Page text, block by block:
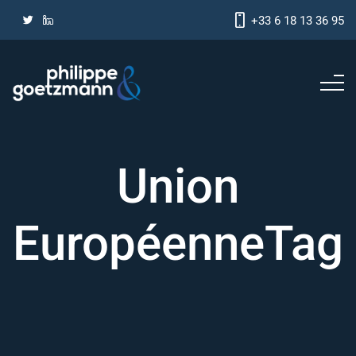
+33 6 18 13 36 95
Union
EuropéenneTag